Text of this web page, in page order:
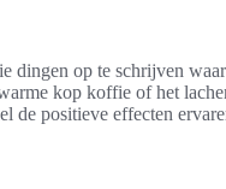
dingen op te schrijven
kop koffie of het
de positieve effecten